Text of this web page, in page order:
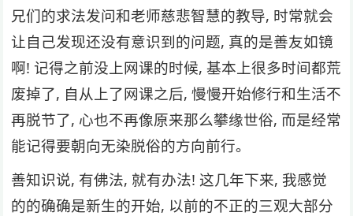
兄们的求法发问和⽼师慈悲智慧的教导, 时常就会
让⾃⼰发现还没有意识到的问题, 真的是善友如镜
啊! 记得之前没上⽹课的时候, 基本上很多时间都荒
废掉了, ⾃从上了⽹课之后, 慢慢开始修⾏和⽣活不
再脱节了, ⼼也不再像原来那么攀缘世俗, ⽽是经常
能记得要朝向⽆染脱俗的⽅向前⾏｡
善知识说, 有佛法, 就有办法! 这⼏年下来, 我感觉
的的确确是新⽣的开始, 以前的不正的三观⼤部分